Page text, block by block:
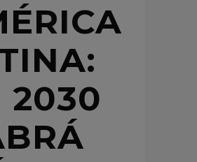
2030